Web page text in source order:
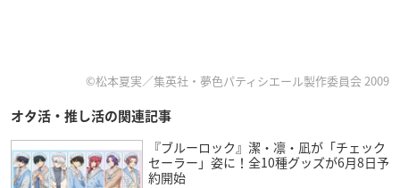
©松本夏実／集英社・夢色パティシエール製作委員会 2009
オタ活・推し活の関連記事
『ブルーロック』潔・凛・凪が「チェック
セーラー」姿に！全10種グッズが6月8日予
約開始